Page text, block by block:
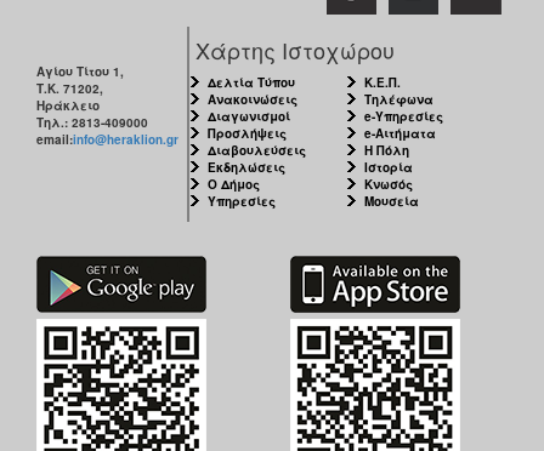
Αγίου Τίτου 1,
Τ.Κ. 71202,
Ηράκλειο
Τηλ.: 2813-409000
email:info@heraklion.gr
Χάρτης Ιστοχώρου
Δελτία Τύπου
Ανακοινώσεις
Διαγωνισμοί
Προσλήψεις
Διαβουλεύσεις
Εκδηλώσεις
Ο Δήμος
Υπηρεσίες
Κ.Ε.Π.
Τηλέφωνα
e-Υπηρεσίες
e-Αιτήματα
Η Πόλη
Ιστορία
Κνωσός
Μουσεία